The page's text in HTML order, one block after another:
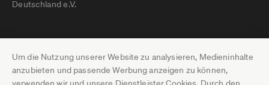
Um die Nutzung unserer Website zu analysieren, Medieninhalte
anzubieten und passende Werbung anzeigen zu können,
Deutschland e.V.
Impressum
Datenschutz